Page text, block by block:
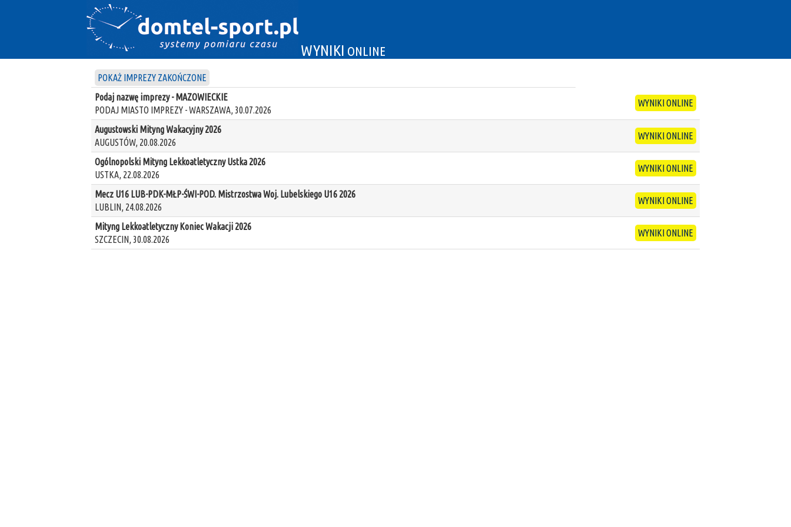
WYNIKI ONLINE
POKAŻ IMPREZY ZAKOŃCZONE
Podaj nazwę imprezy - MAZOWIECKIE
PODAJ MIASTO IMPREZY - WARSZAWA, 30.07.2026
WYNIKI ONLINE
Augustowski Mityng Wakacyjny 2026
AUGUSTÓW, 20.08.2026
WYNIKI ONLINE
Ogólnopolski Mityng Lekkoatletyczny Ustka 2026
USTKA, 22.08.2026
WYNIKI ONLINE
Mecz U16 LUB-PDK-MŁP-ŚWI-POD. Mistrzostwa Woj. Lubelskiego U16 2026
LUBLIN, 24.08.2026
WYNIKI ONLINE
Mityng Lekkoatletyczny Koniec Wakacji 2026
SZCZECIN, 30.08.2026
WYNIKI ONLINE